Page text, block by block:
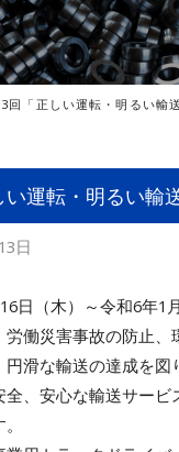
回「正しい運転・明るい輸送
運転・明るい輸
日
日（木）～令和6年1
労働災害事故の防止、
滑な輸送の達成を図
、安心な輸送サービ